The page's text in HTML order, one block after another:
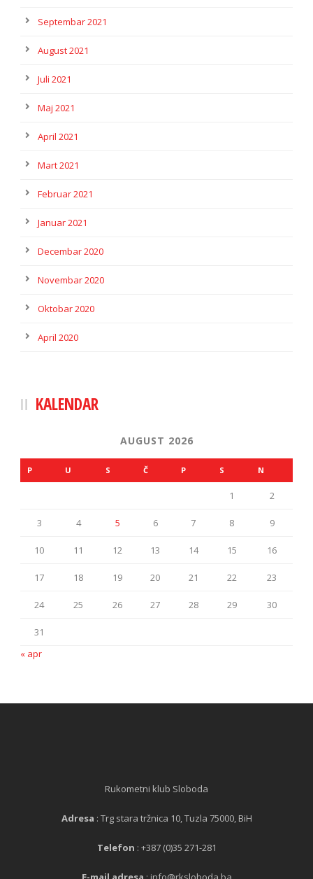
Septembar 2021
August 2021
Juli 2021
Maj 2021
April 2021
Mart 2021
Februar 2021
Januar 2021
Decembar 2020
Novembar 2020
Oktobar 2020
April 2020
KALENDAR
AUGUST 2026
P U S Č P S N
1 2
3 4 5 6 7 8 9
10 11 12 13 14 15 16
17 18 19 20 21 22 23
24 25 26 27 28 29 30
31
« apr
Rukometni klub Sloboda
Adresa : Trg stara tržnica 10, Tuzla 75000, BiH
Telefon : +387 (0)35 271-281